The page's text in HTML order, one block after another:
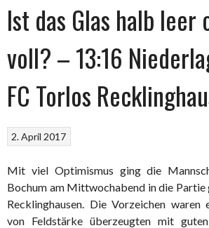
Ist das Glas halb leer
voll? – 13:16
FC Torlos
2. April 2017
Mit viel Optimismus ging die
Bochum am Mittwochabend in die Partie
Recklinghausen. Die Vorzeichen waren
von Feldstärke überzeugten mit